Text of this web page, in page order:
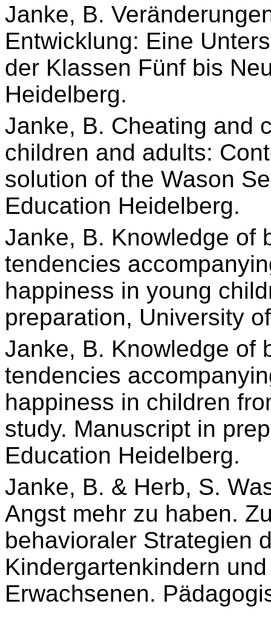
Janke, B.
Entwicklung: Eine
der Klassen Fünf bis
Heidelberg.
Janke, B. Cheating and
children and adults:
solution of the Wason
Education Heidelberg.
Janke, B. Knowledge of
tendencies
happiness in young
preparation, University
Janke, B. Knowledge of
tendencies
happiness in children
study. Manuscript in
Education Heidelberg.
Janke, B. & Herb, S.
Angst mehr zu haben.
behavioraler Strategien
Kindergartenkindern
Erwachsenen.